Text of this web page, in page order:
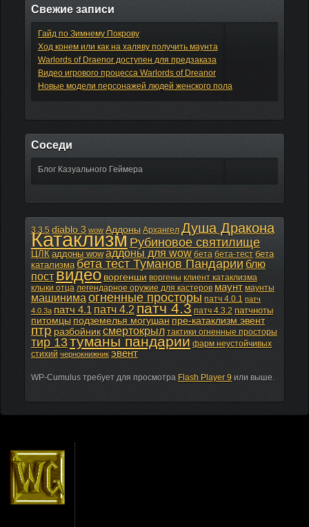
Свежие записи
Гайд по Зимнему Покрову
Ход конем или как на халяву получить маунта
Warlords of Draenor доступен для предзаказа
Видео игрового процесса Warlords of Dreanor
Новые модели персонажей людей женского пола
Соседи
Блог Казуального Геймера
3.3.5 diablo 3 wow Аддоны Архангел Душа Дракона
Катаклизм Рубиновое святилище
ЦЛК аддоны wow аддоны для wow бета бета-тест бета
катализма бета тест Туманов Пандарии блю
поствидео воргенши воргены клиент катаклизма
клыки отца легендарное оружие для кастеров маунт маунты
машинима огненные просторы патч 4.0.1 патч
4.0.3а патч 4.1 патч 4.2 патч 4.3 патч 4.3.2 патчноты
питомцы подземелья могушанпре-катаклизм эвент
птр разбойниксмертокрыл тактики огненные просторы
тир 13туманы пандарии фарм неустойчивых
стихий чернокнижник эвент
WP-Cumulus требует для просмотра Flash Player 9 или выше.